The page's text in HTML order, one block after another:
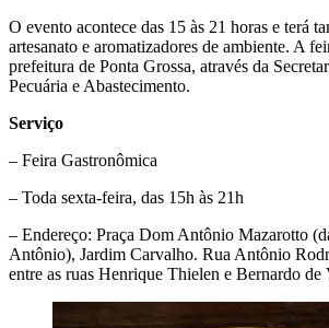
O evento acontece das 15 às 21 horas e terá
artesanato e aromatizadores de ambiente. A
prefeitura de Ponta Grossa, através da
Pecuária e Abastecimento.
Serviço
– Feira Gastronômica
– Toda sexta-feira, das 15h às 21h
– Endereço: Praça Dom Antônio Mazarotto
Antônio), Jardim Carvalho. Rua Antônio
entre as ruas Henrique Thielen e Bernardo de